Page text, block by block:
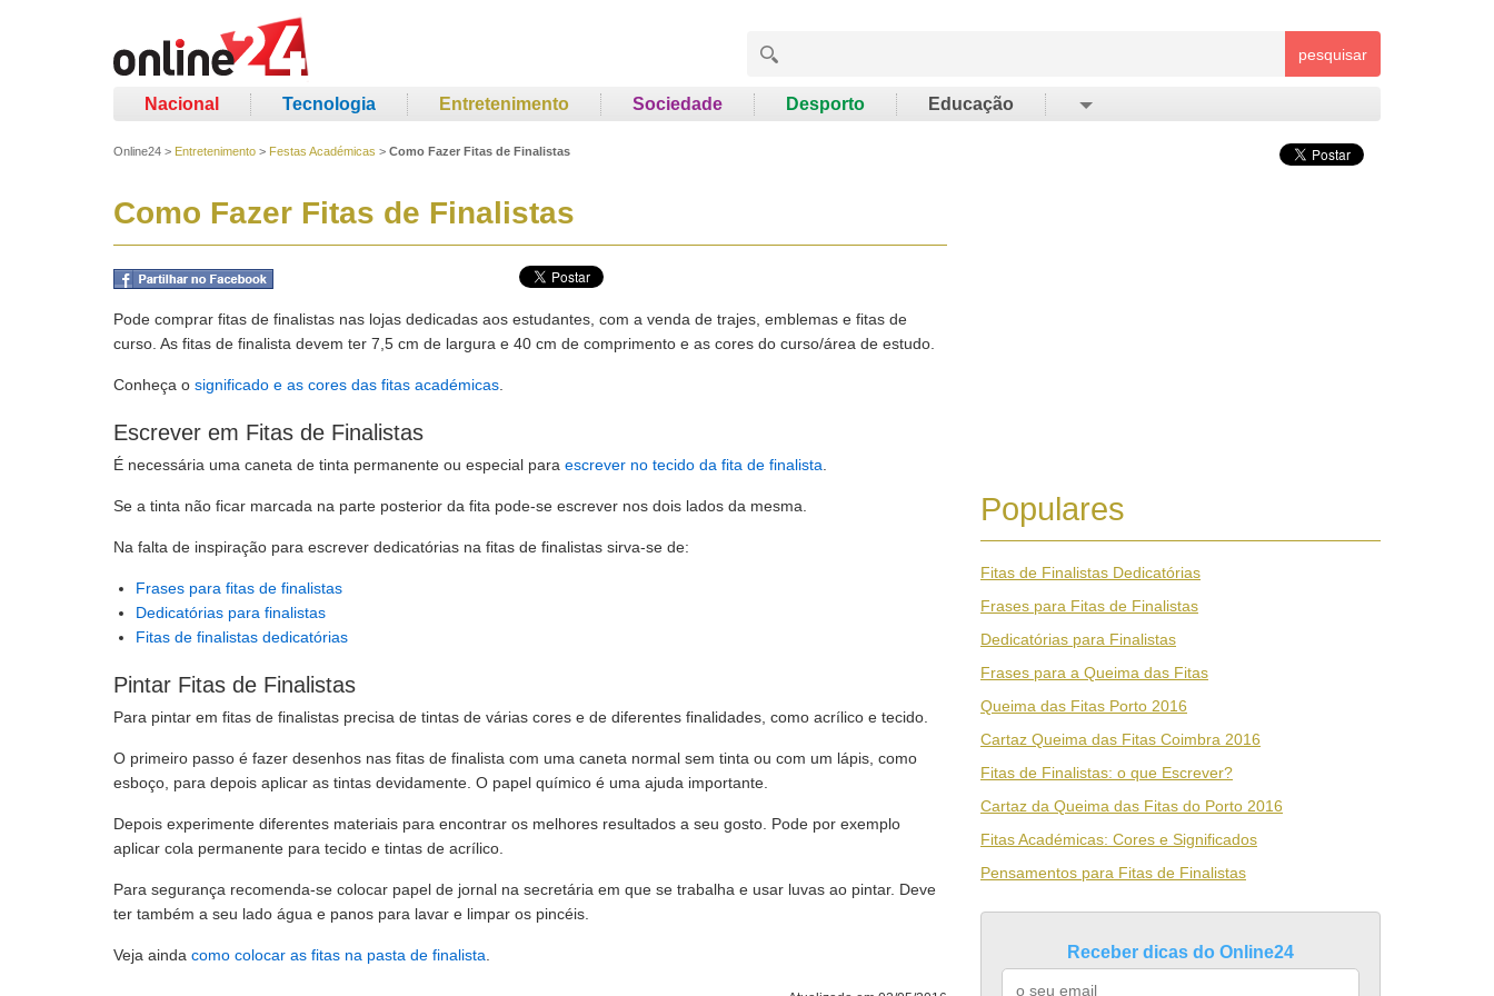
pesquisar
Nacional Tecnologia Entretenimento Sociedade Desporto Educação
Online24 > Entretenimento > Festas Académicas > Como Fazer Fitas de Finalistas
Como Fazer Fitas de Finalistas
Pode comprar fitas de finalistas nas lojas dedicadas aos estudantes, com a venda de trajes, emblemas e fitas de
curso. As fitas de finalista devem ter 7,5 cm de largura e 40 cm de comprimento e as cores do curso/área de estudo.
Conheça o significado e as cores das fitas académicas
Escrever em Fitas de Finalistas
É necessária uma caneta de tinta permanente ou especial para escrever no tecido da fita de finalista
Se a tinta não ficar marcada na parte posterior da fita pode-se escrever nos dois lados da mesma.
Na falta de inspiração para escrever dedicatórias na fitas de finalistas sirva-se de:
Frases para fitas de finalistas
Dedicatórias para finalistas
Fitas de finalistas dedicatórias
Pintar Fitas de Finalistas
Para pintar em fitas de finalistas precisa de tintas de várias cores e de diferentes finalidades, como acrílico e tecido.
O primeiro passo é fazer desenhos nas fitas de finalista com uma caneta normal sem tinta ou com um lápis, como
esboço, para depois aplicar as tintas devidamente. O papel químico é uma ajuda importante.
Depois experimente diferentes materiais para encontrar os melhores resultados a seu gosto. Pode por exemplo
aplicar cola permanente para tecido e tintas de acrílico.
Para segurança recomenda-se colocar papel de jornal na secretária em que se trabalha e usar luvas ao pintar. Deve
ter também a seu lado água e panos para lavar e limpar os pincéis.
Veja ainda como colocar as fitas na pasta de finalista
Populares
Fitas de Finalistas Dedicatórias
Frases para Fitas de Finalistas
Dedicatórias para Finalistas
Frases para a Queima das Fitas
Queima das Fitas Porto 2016
Cartaz Queima das Fitas Coimbra 2016
Fitas de Finalistas: o que Escrever?
Cartaz da Queima das Fitas do Porto 2016
Fitas Académicas: Cores e Significados
Pensamentos para Fitas de Finalistas
Receber dicas do Online24